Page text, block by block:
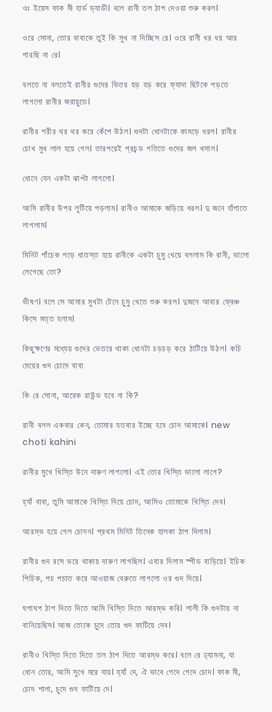
ওঃ ইয়েস ফাক মী হার্ড ড্যাডী। বলে রানী তল ঠাপ দেওয়া শুরু করল।
ওরে সোনা, তোর বাবাকে তুই কি সুখ না দিচ্ছিস রে। ওরে রানী ধর ধর আর
পারছি না রে।
বলতে না বলতেই রানীর গুদের ভিতর হড় হড় করে ফ্যাদা ছিটকে পড়তে
লাগলো রানীর জরায়ুতে।
রানীর শরীর থর থর করে কেঁপে উঠল। গুদটা ধোনটাকে কামড়ে ধরল। রানীর
চোখ মুখ লাল হয়ে গেল। তারপরেই প্রচন্ড গতিতে গুদের জল খসাল।
ধোনে যেন একটা ঝাপ্টা লাগলো।
আমি রানীর উপর লুটিয়ে পড়লাম। রানীও আমাকে জড়িয়ে ধরল। দু জনে হাঁপাতে
লাগলাম।
মিনিট পাঁচেক পড়ে ধাতস্ত হয়ে রানীকে একটা চুমু খেয়ে বললাম কি রানী, ভালো
লেগেছে তো?
ভীষণ। বলে সে আমার মুখটা টেনে চুমু খেতে শুরু করল। দুজনে আবার ফ্রেঞ্চ
কিসে মত্ত হলাম।
কিছুক্ষণের মধ্যেয় গুদের ভেতরে থাকা ধোনটা চড়চড় করে ঠাটিয়ে উঠল। কচি
মেয়ের গুদ চোদে বাবা
কি রে সোনা, আরেক রাউন্ড হবে না কি?
রানী বলল একবার কেন, তোমার যতবার ইচ্ছে হবে চোদ আমাকে। new
choti kahini
রানীর মুখে খিস্তি উনে দারুণ লাগলো। এই তোর খিস্তি ভালো লাগে?
হ্যাঁ বাবা, তুমি আমাকে খিস্তি দিয়ে চোদ, আমিও তোমাকে খিস্তি দেব।
আরম্ভ হয়ে গেল চোদন। প্রথম মিনিট তিনেক হালকা ঠাপ দিলাম।
রানীর গুদ রসে ভরে থাকায় দারুণ লাগছিল। এবার দিলাম স্পীড বাড়িয়ে। ইচিক
পিচিক, পচ পচাত করে আওয়াজ বেরুতে লাগলো ওর গুদ দিয়ে।
ঘপাঘপ ঠাপ দিতে দিতে আমি খিস্তি দিতে আরম্ভ করি। শালী কি গুদটায় না
বানিয়েছিস। আজ তোকে চুদে তোর গুদ ফাটিয়ে দেব।
রানীও খিস্তি দিতে দিতে তল ঠাপ দিতে আরম্ভ করে। বলে রে ঢ্যামনা, যা
ধোন তোর, আমি সুখে মরে যায়। হ্যাঁ দে, ঐ ভাবে গেদে গেদে চোদ। ফাক মী,
চোদ শালা, চুদে গুদ ফাটিয়ে দে।